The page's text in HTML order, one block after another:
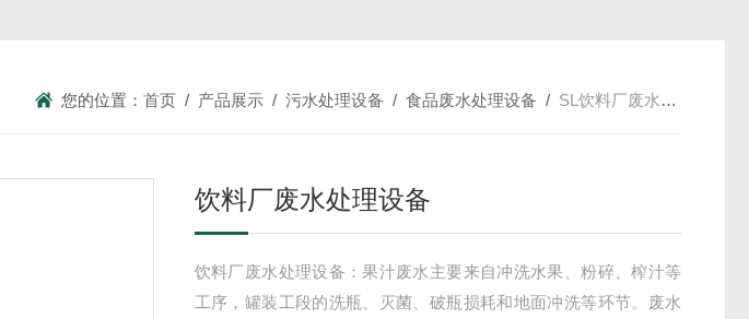
您的位置：首页 / 产品展示 /污水处理设备 /食品废水处理设备 / SL饮料厂废水处理设备
饮料厂废水处理设备
饮料厂废水处理设备：果汁废水主要来自冲洗水果、粉碎、榨汁等
工序，罐装工段的洗瓶、灭菌、破瓶损耗和地面冲洗等环节。废水